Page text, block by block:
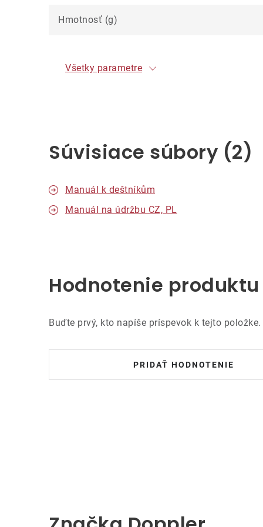
Hmotnosť (g)
Všetky parametre
Súvisiace súbory (2)
Manuál k deštníkům
Manuál na údržbu CZ, PL
Hodnotenie
Buďte prvý, kto napíše príspevok k tejto položke.
PRIDAŤ HODNOTENIE